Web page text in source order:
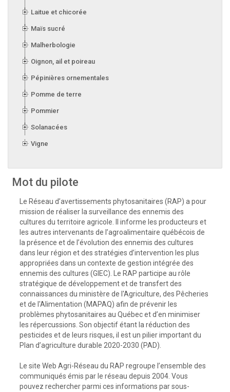
Laitue et chicorée
Maïs sucré
Malherbologie
Oignon, ail et poireau
Pépinières ornementales
Pomme de terre
Pommier
Solanacées
Vigne
Mot du pilote
Le Réseau d’avertissements phytosanitaires (RAP) a pour
mission de réaliser la surveillance des ennemis des
cultures du territoire agricole. Il informe les producteurs et
les autres intervenants de l’agroalimentaire québécois de
la présence et de l’évolution des ennemis des cultures
dans leur région et des stratégies d’intervention les plus
appropriées dans un contexte de gestion intégrée des
ennemis des cultures (GIEC). Le RAP participe au rôle
stratégique de développement et de transfert des
connaissances du ministère de l'Agriculture, des Pêcheries
et de l'Alimentation (MAPAQ) afin de prévenir les
problèmes phytosanitaires au Québec et d’en minimiser
les répercussions. Son objectif étant la réduction des
pesticides et de leurs risques, il est un pilier important du
Plan d’agriculture durable 2020-2030 (PAD).
Le site Web Agri-Réseau du RAP regroupe l’ensemble des
communiqués émis par le réseau depuis 2004. Vous
pouvez rechercher parmi ces informations par sous-